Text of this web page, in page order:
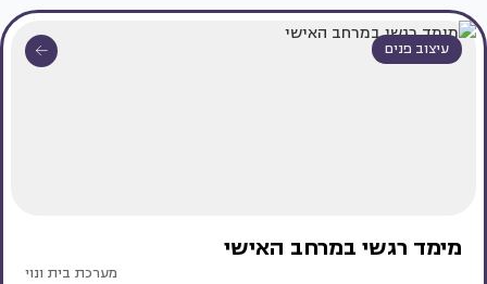
עיצוב פנים
מימד רגשי במרחב האישי
מערכת בית ונוי